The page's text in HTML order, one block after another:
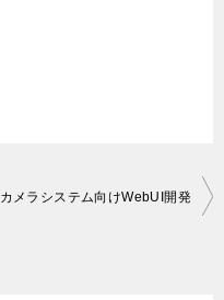
カメラシステム向けWebUI開発